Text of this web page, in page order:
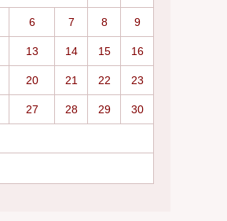
6 7 8 9
13 14 15 16
20 21 22 23
27 28 29 30